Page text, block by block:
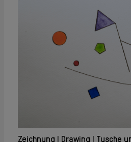
Zeichnung Drawing
Tusche